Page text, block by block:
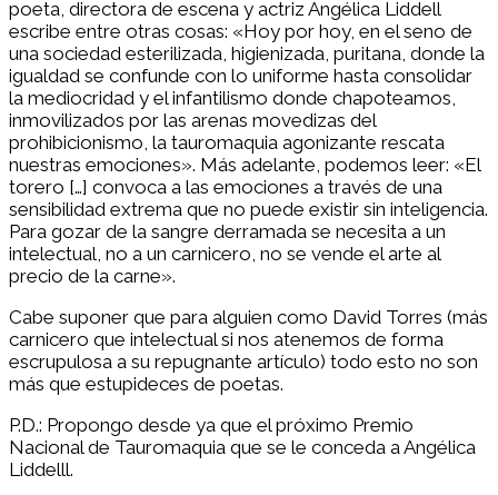
poeta, directora de escena y actriz Angélica Liddell
escribe entre otras cosas: «Hoy por hoy, en el seno de
una sociedad esterilizada, higienizada, puritana, donde la
igualdad se confunde con lo uniforme hasta consolidar
la mediocridad y el infantilismo donde chapoteamos,
inmovilizados por las arenas movedizas del
prohibicionismo, la tauromaquia agonizante rescata
nuestras emociones». Más adelante, podemos leer: «El
torero […] convoca a las emociones a través de una
sensibilidad extrema que no puede existir sin inteligencia.
Para gozar de la sangre derramada se necesita a un
intelectual, no a un carnicero, no se vende el arte al
precio de la carne».
Cabe suponer que para alguien como David Torres (más
carnicero que intelectual si nos atenemos de forma
escrupulosa a su repugnante artículo) todo esto no son
más que estupideces de poetas.
P.D.: Propongo desde ya que el próximo Premio
Nacional de Tauromaquia que se le conceda a Angélica
Liddelll.